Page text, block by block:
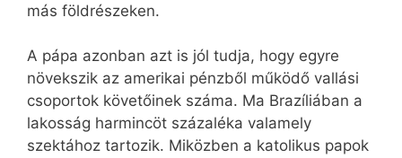
más földrészeken.
A pápa azonban azt is jól tudja, hogy egyre
növekszik az amerikai pénzből működő vallási
csoportok követőinek száma. Ma Brazíliában a
lakosság harmincöt százaléka valamely
szektához tartozik. Miközben a katolikus papok